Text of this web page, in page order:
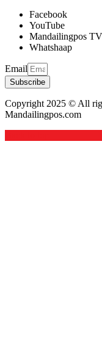
Facebook
YouTube
Mandailingpos TV
Whatshaap
Email
Subscribe
Copyright 2025 © All
Mandailingpos.com